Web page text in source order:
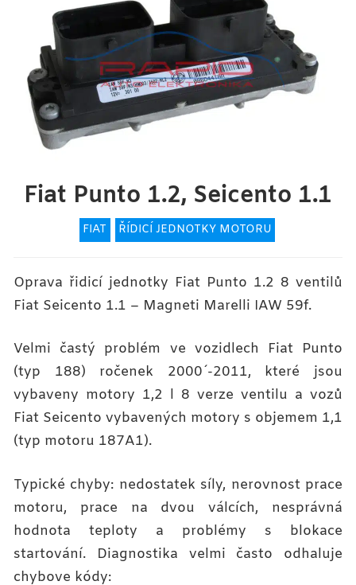
Fiat Punto 1.2, Seicento 1.1
FIAT ŘÍDICÍ JEDNOTKY MOTORU
Oprava řidicí jednotky Fiat Punto 1.2 8 ventilů
Fiat Seicento 1.1 – Magneti Marelli IAW 59f.
Velmi častý problém ve vozidlech Fiat Punto
(typ 188) ročenek 2000´-2011, které jsou
vybaveny motory 1,2 l 8 verze ventilu a vozů
Fiat Seicento vybavených motory s objemem 1,1
(typ motoru 187A1).
Typické chyby: nedostatek síly, nerovnost prace
motoru, prace na dvou válcích, nesprávná
hodnota teploty a problémy s blokace
startování. Diagnostika velmi často odhaluje
chybove kódy: